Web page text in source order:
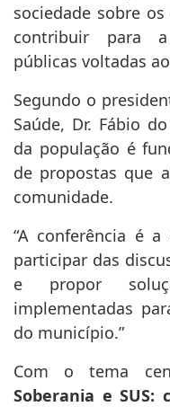
sociedade sobre
contribuir para
públicas voltadas
Segundo o
Saúde, Dr. Fábio
da população é
de propostas que
comunidade.
“A conferência é
participar das
e propor
implementadas
do município.”
Com o tema
Soberania e